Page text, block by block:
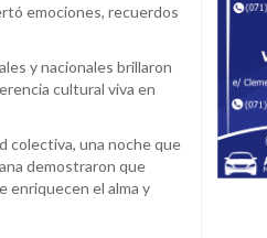
emociones, recuerdos
y nacionales brillaron
cultural viva en
colectiva, una noche que
demostraron que
enriquecen el alma y